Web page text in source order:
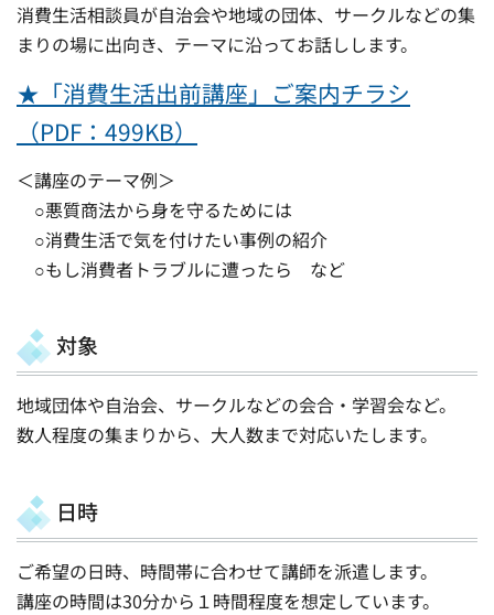
消費生活相談員が自治会や地域の団体、サークルなどの集
まりの場に出向き、テーマに沿ってお話しします。
★「消費生活出前講座」ご案内チラシ
（PDF：499KB）
＜講座のテーマ例＞
○悪質商法から身を守るためには
○消費生活で気を付けたい事例の紹介
○もし消費者トラブルに遭ったら など
対象
地域団体や自治会、サークルなどの会合・学習会など。
数人程度の集まりから、大人数まで対応いたします。
日時
ご希望の日時、時間帯に合わせて講師を派遣します。
講座の時間は30分から１時間程度を想定しています。